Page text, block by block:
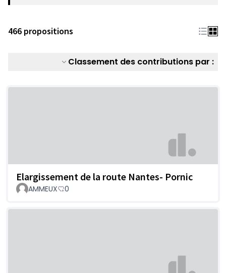
466 propositions
Classement des contributions par :
Elargissement de la route Nantes- Pornic
AMMEUX 0